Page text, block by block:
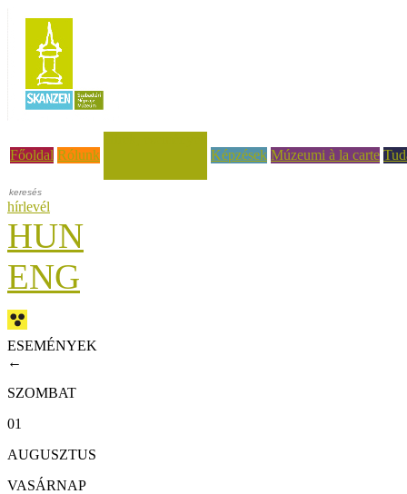
Főoldal Rólunk
Képzések Múzeumi à la carte
hírlevél
HUN
ENG
ESEMÉNYEK
←
SZOMBAT
01
AUGUSZTUS
VASÁRNAP